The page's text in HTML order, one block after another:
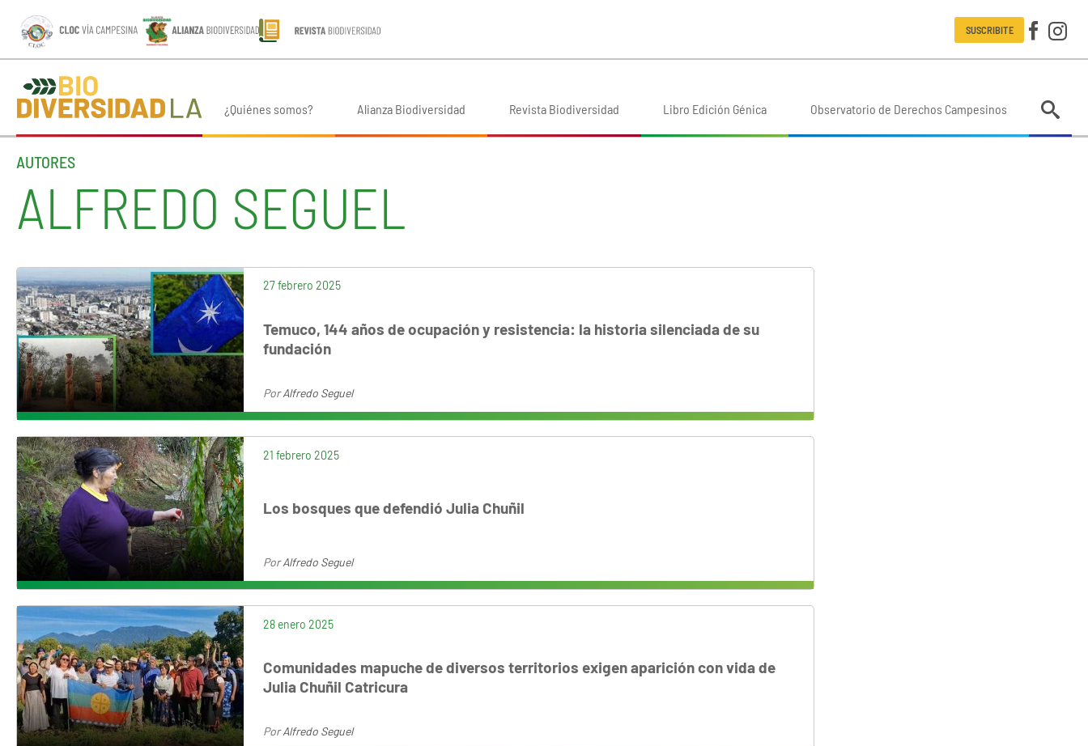
SUSCRIBITE
¿Quiénes somos? Alianza Biodiversidad Revista Biodiversidad Libro Edición Génica Observatorio de Derechos Campesinos
AUTORES
ALFREDO SEGUEL
27 febrero 2025
Temuco, 144 años de ocupación y resistencia: la historia silenciada de su
fundación
PorAlfredo Seguel
21 febrero 2025
Los bosques que defendió Julia Chuñil
PorAlfredo Seguel
28 enero 2025
Comunidades mapuche de diversos territorios exigen aparición con vida de
Julia Chuñil Catricura
PorAlfredo Seguel